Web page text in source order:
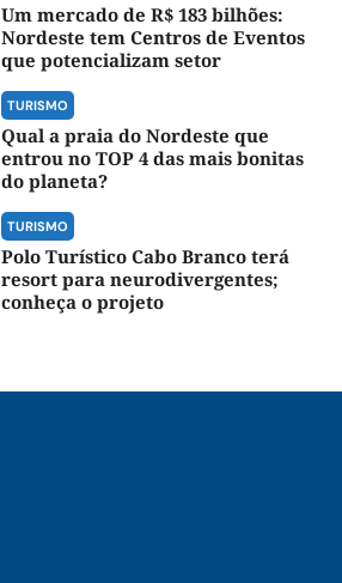
Um mercado de R$ 183 bilhões:
Nordeste tem Centros de Eventos
que potencializam setor
TURISMO
Qual a praia do Nordeste que
entrou no TOP 4 das mais bonitas
do planeta?
TURISMO
Polo Turístico Cabo Branco terá
resort para neurodivergentes;
conheça o projeto